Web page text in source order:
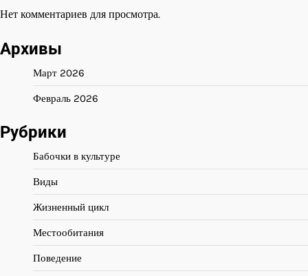
Нет комментариев для просмотра.
Архивы
Март 2026
Февраль 2026
Рубрики
Бабочки в культуре
Виды
Жизненный цикл
Местообитания
Поведение